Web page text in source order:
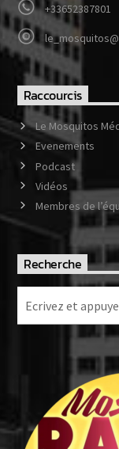
+33652387801
Raccourcis
Le Mosquitos
Evenements
Podcast
Vidéos
Membres de
Recherche